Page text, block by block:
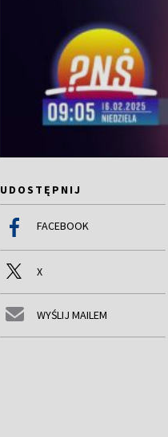
UDOSTĘPNIJ
FACEBOOK
X
WYŚLIJ MAILEM